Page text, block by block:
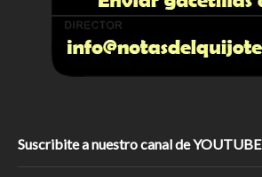
Suscribite a nuestro canal de YOUTUBE